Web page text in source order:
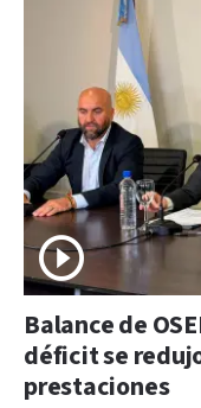
Balance de
déficit se
prestaciones